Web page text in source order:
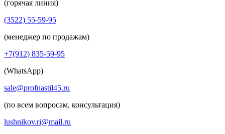
(горячая линия)
(3522) 55-59-95
(менеджер по продажам)
+7(912) 835-59-95
(WhatsApp)
sale@profnastil45.ru
(по всем вопросам, консультация)
lushnikov.ri@mail.ru